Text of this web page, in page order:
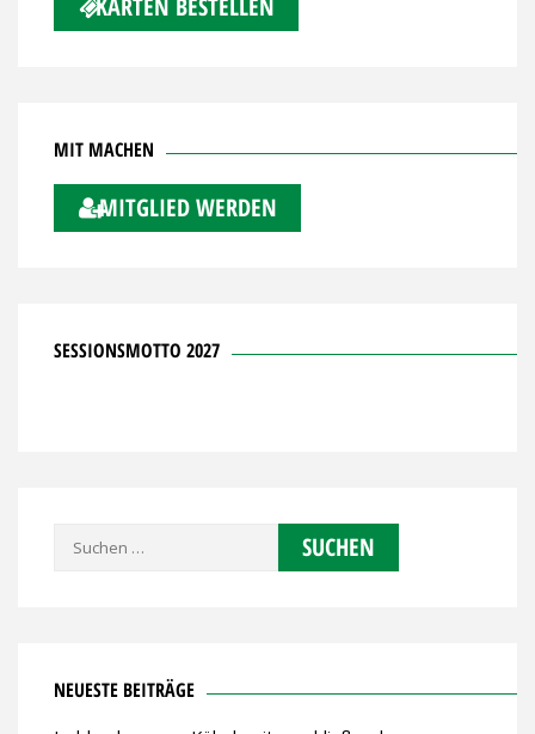
KARTEN BESTELLEN
MIT MACHEN
MITGLIED WERDEN
SESSIONSMOTTO 2027
Suchen
NEUESTE BEITRÄGE